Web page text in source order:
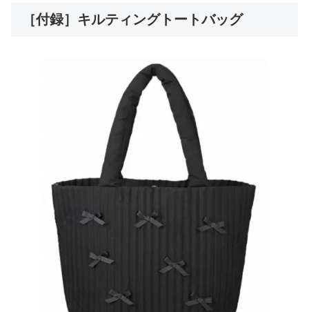
［付録］キルティングトートバッグ